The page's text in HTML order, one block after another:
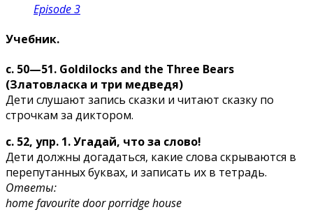
Episode 3
Учебник.
с. 50—51. Goldilocks and the Three Bears
(Златовласка и три медведя)
Дети слушают запись сказки и читают сказку по
строчкам за диктором.
с. 52, упр. 1. Угадай, что за слово!
Дети должны догадаться, какие слова скрываются в
перепутанных буквах, и записать их в тетрадь.
Ответы:
home favourite door porridge house